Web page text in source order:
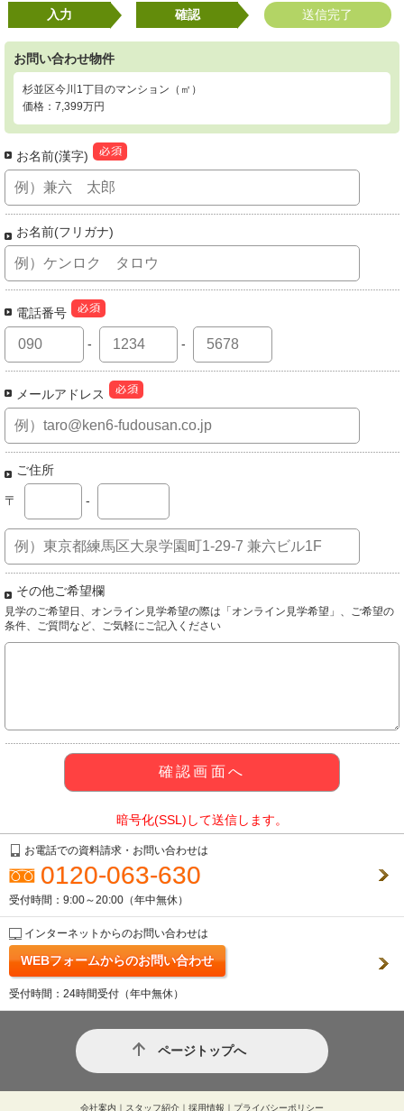
入力 確認 送信完了
お問い合わせ物件
杉並区今川1丁目のマンション（㎡）
価格：7,399万円
お名前(漢字)
お名前(フリガナ)
電話番号
- -
メールアドレス
ご住所
〒 -
その他ご希望欄
見学のご希望日、オンライン見学希望の際は「オンライン見学希望」、ご希望の
条件、ご質問など、ご気軽にご記入ください
暗号化(SSL)して送信します。
お電話での資料請求・お問い合わせは
0120-063-630
受付時間：9:00～20:00（年中無休）
インターネットからのお問い合わせは
WEBフォームからのお問い合わせ
受付時間：24時間受付（年中無休）
ページトップへ
会社案内 ｜ スタッフ紹介 ｜ 採用情報 ｜ プライバシーポリシー